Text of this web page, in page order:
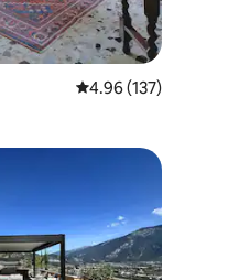
평점 4.96점(5점 만점),
4.96 (137)